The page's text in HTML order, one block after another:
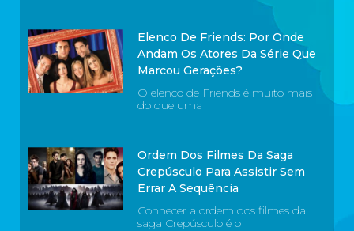
Elenco De Friends: Por Onde
Andam Os Atores Da Série Que
Marcou Gerações?
O elenco de Friends é muito mais
do que uma
Ordem Dos Filmes Da Saga
Crepúsculo Para Assistir Sem
Errar A Sequência
Conhecer a ordem dos filmes da
saga Crepúsculo é o